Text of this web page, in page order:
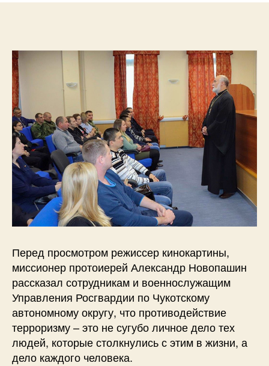
Перед просмотром режиссер кинокартины,
миссионер протоиерей Александр Новопашин
рассказал сотрудникам и военнослужащим
Управления Росгвардии по Чукотскому
автономному округу, что противодействие
терроризму – это не сугубо личное дело тех
людей, которые столкнулись с этим в жизни, а
дело каждого человека.